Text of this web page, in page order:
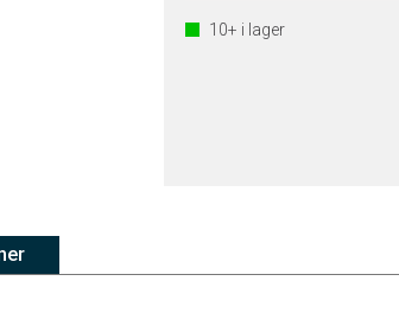
10+ i lager